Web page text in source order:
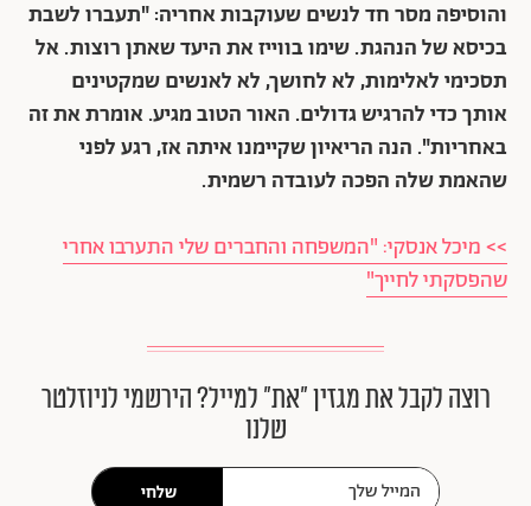
והוסיפה מסר חד לנשים שעוקבות אחריה:"תעברו לשבת
בכיסא של הנהגת. שימו בווייז את היעד שאתן רוצות. אל
תסכימי לאלימות, לא לחושך, לא לאנשים שמקטינים
אותך כדי להרגיש גדולים. האור הטוב מגיע. אומרת את זה
באחריות". הנה הריאיון שקיימנו איתה אז, רגע לפני
שהאמת שלה הפכה לעובדה רשמית.
>> מיכל אנסקי: "המשפחה והחברים שלי התערבו אחרי
שהפסקתי לחייך"
רוצה לקבל את מגזין ״את״ למייל? הירשמי לניוזלטר
שלנו
שלחי